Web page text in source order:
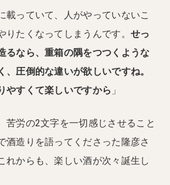
載っていて、人がやっていないこ
りたくなってしまうんです。せっ
るなら、重箱の隅をつつくような
、圧倒的な違いが欲しいですね。
やすくて楽しいですから 」
苦労の2文字を一切感じさせること
酒造りを語ってくださった隆彦さ
れからも、楽しい酒が次々誕生し